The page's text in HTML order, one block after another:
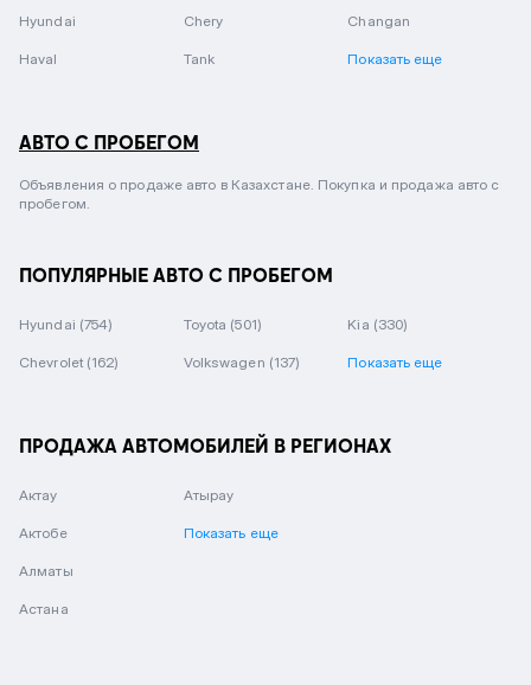
Hyundai Chery Changan
Haval Tank Показать еще
АВТО С ПРОБЕГОМ
Объявления о продаже авто в Казахстане. Покупка и продажа авто с
пробегом.
ПОПУЛЯРНЫЕ АВТО С ПРОБЕГОМ
Hyundai (754) Toyota (501) Kia (330)
Chevrolet (162) Volkswagen (137) Показать еще
ПРОДАЖА АВТОМОБИЛЕЙ В РЕГИОНАХ
Актау
Актобе
Алматы
Астана
Атырау
Показать еще